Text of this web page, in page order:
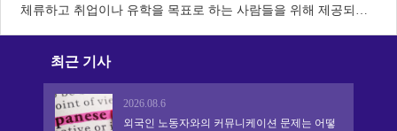
체류하고 취업이나 유학을 목표로 하는 사람들을 위해 제공되고
있습니다. 해외에도 일본어를 가르치는 학교가 있습니다. 일본에
유학하기 위해서는 · 국가가 정한 일본어 교육 기관 (일본어학
최근 기사
2026.08.6
외국인 노동자와의 커뮤니케이션 문제는 어떻